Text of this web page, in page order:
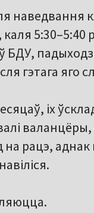
наведвання
5:30–5:40
БДУ,
гэтага яго
іх
валанцёры,
рацэ,